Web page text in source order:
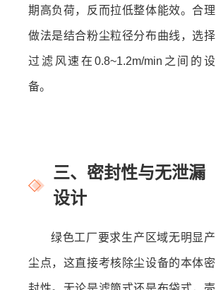
期高负荷，反而拉低整体能效。合理
做法是结合粉尘粒径分布曲线，选择
过滤风速在0.8~1.2m/min之间的设
备。
三、密封性与无泄漏
设计
绿色工厂要求生产区域无明显产
尘点，这直接考核除尘设备的本体密